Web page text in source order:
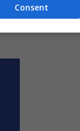
Consent